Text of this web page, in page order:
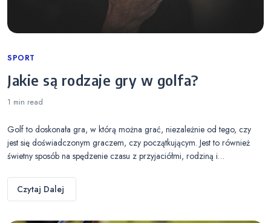
Categories
SPORT
Jakie są rodzaje gry w golfa?
1 min read
Golf to doskonała gra, w którą można grać, niezależnie od tego, czy
jest się doświadczonym graczem, czy początkującym. Jest to również
świetny sposób na spędzenie czasu z przyjaciółmi, rodziną i…
Czytaj Dalej